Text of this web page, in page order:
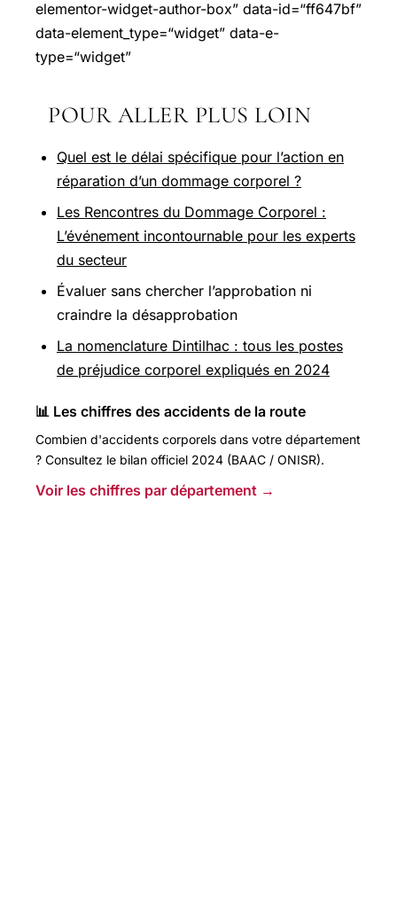
elementor-widget-author-box” data-id=“ff647bf”
data-element_type=“widget” data-e-
type=“widget”
POUR ALLER PLUS LOIN
Quel est le délai spécifique pour l’action en
réparation d’un dommage corporel ?
Les Rencontres du Dommage Corporel :
L’événement incontournable pour les experts
du secteur
Évaluer sans chercher l’approbation ni
craindre la désapprobation
La nomenclature Dintilhac : tous les postes
de préjudice corporel expliqués en 2024
📊 Les chiffres des accidents de la route
Combien d'accidents corporels dans votre département
? Consultez le bilan officiel 2024 (BAAC / ONISR).
Voir les chiffres par département →